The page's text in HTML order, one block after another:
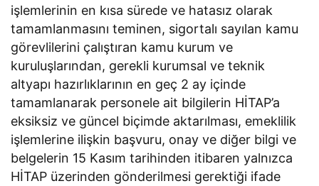
işlemlerinin en kısa sürede ve hatasız olarak
tamamlanmasını teminen, sigortalı sayılan kamu
görevlilerini çalıştıran kamu kurum ve
kuruluşlarından, gerekli kurumsal ve teknik
altyapı hazırlıklarının en geç 2 ay içinde
tamamlanarak personele ait bilgilerin HİTAP’a
eksiksiz ve güncel biçimde aktarılması, emeklilik
işlemlerine ilişkin başvuru, onay ve diğer bilgi ve
belgelerin 15 Kasım tarihinden itibaren yalnızca
HİTAP üzerinden gönderilmesi gerektiği ifade